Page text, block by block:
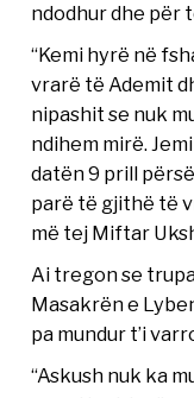
ndodhur dhe për
“Kemi hyrë në
vrarë të Ademit
nipashit se nuk
ndihem mirë.
datën 9 prill
parë të gjithë të
më tej Miftar
Ai tregon se
Masakrën e
pa mundur t’i
“Askush nuk ka